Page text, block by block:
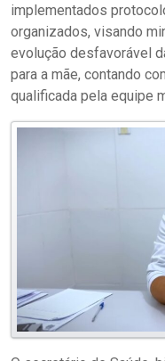
implementados
organizados, visando
evolução desfavorável
para a mãe, contando
qualificada pela equipe